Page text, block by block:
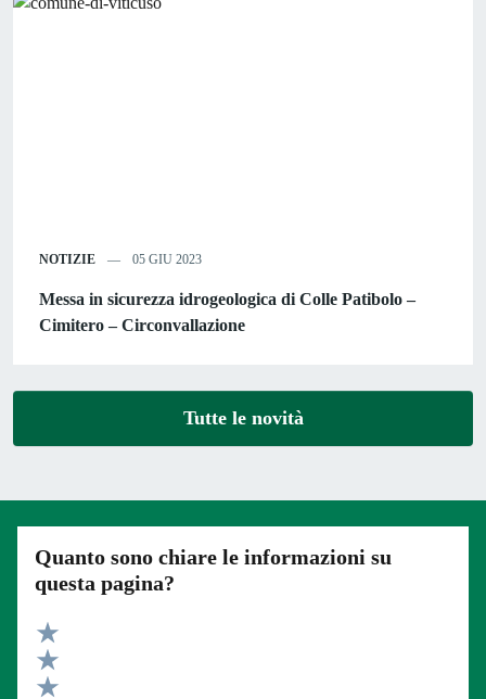
NOTIZIE 05 GIU 2023
Messa in sicurezza idrogeologica di Colle Patibolo –
Cimitero – Circonvallazione
Tutte le novità
Quanto sono chiare le informazioni su
questa pagina?
Valuta 5 stelle su 5
Valuta 4 stelle su 5